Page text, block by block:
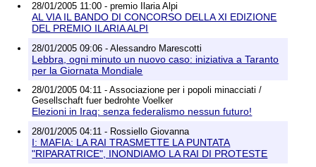
28/01/2005 11:00 - premio Ilaria Alpi
AL VIA IL BANDO DI CONCORSO DELLA XI EDIZIONE
DEL PREMIO ILARIA ALPI
28/01/2005 09:06 - Alessandro Marescotti
Lebbra, ogni minuto un nuovo caso: iniziativa a Taranto
per la Giornata Mondiale
28/01/2005 04:11 - Associazione per i popoli minacciati /
Gesellschaft fuer bedrohte Voelker
Elezioni in Iraq: senza federalismo nessun futuro!
28/01/2005 04:11 - Rossiello Giovanna
I: MAFIA: LA RAI TRASMETTE LA PUNTATA
"RIPARATRICE", INONDIAMO LA RAI DI PROTESTE